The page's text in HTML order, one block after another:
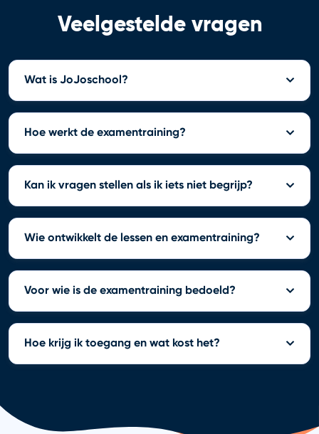
Veelgestelde vragen
Wat is JoJoschool?
Hoe werkt de examentraining?
Kan ik vragen stellen als ik iets niet begrijp?
Wie ontwikkelt de lessen en examentraining?
Voor wie is de examentraining bedoeld?
Hoe krijg ik toegang en wat kost het?